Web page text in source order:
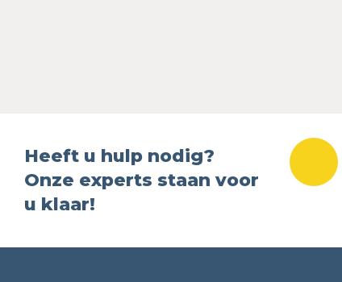
Heeft u hulp nodig?
Onze experts staan voor
u klaar!